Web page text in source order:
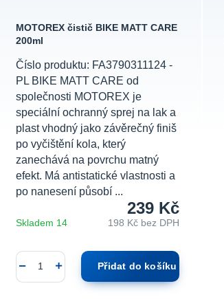
MOTOREX čistič BIKE MATT CARE
200ml
Číslo produktu: FA3790311124 -
PL BIKE MATT CARE od
společnosti MOTOREX je
speciální ochranný sprej na lak a
plast vhodný jako závěrečný finiš
po vyčištění kola, který
zanechává na povrchu matný
efekt. Má antistatické vlastnosti a
po nanesení působí ...
239 Kč
198 Kč bez DPH
Skladem 14
Přidat do košíku